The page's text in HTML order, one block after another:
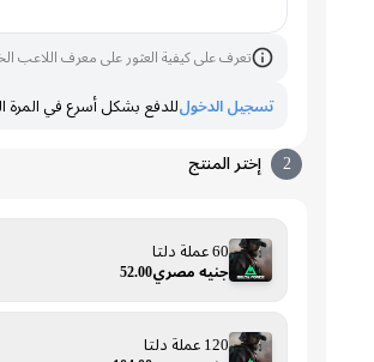
تعرف على كيفية العثور على معرف اللاعب الخاص بك
تسجيل الدخول للدفع بشكل أسرع في المرة القادمة
إختر المنتج
60 عملة دلتا
جنيه مصري52.00
120 عملة دلتا